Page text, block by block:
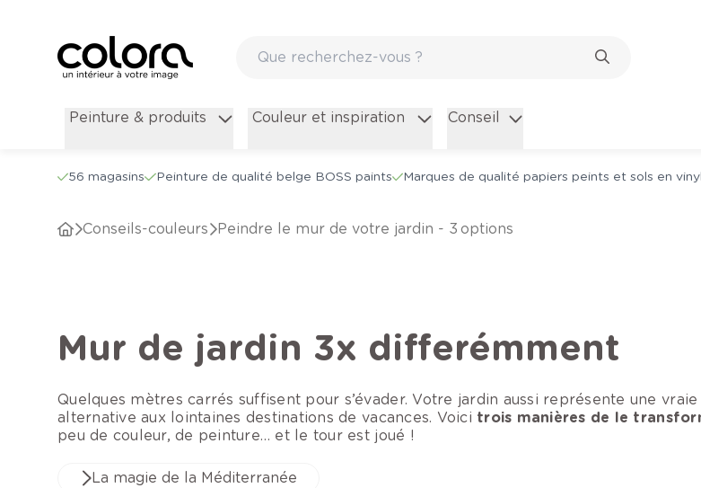
Peinture & produits Couleur et inspiration Conseil
56 magasins Peinture de qualité belge BOSS paints Marques de qualité papiers peints et sols en
conseils-couleurs Peindre le mur de votre jardin - 3 options
Mur de jardin 3x differémment
Quelques mètres carrés suffisent pour s’évader. Votre jardin aussi représente une vraie
alternative aux lointaines destinations de vacances. Voici trois manières de le
peu de couleur, de peinture… et le tour est joué !
La magie de la Méditerranée